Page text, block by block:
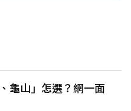
龜山」怎選？網一面